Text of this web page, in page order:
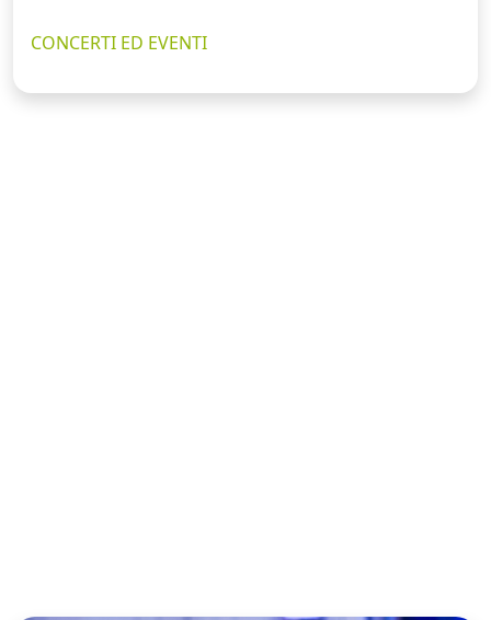
CONCERTI ED EVENTI